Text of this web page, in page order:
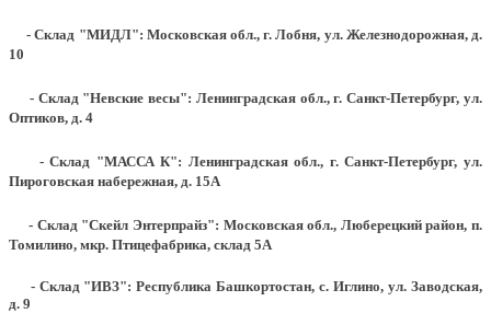
- Склад "МИДЛ": Московская обл., г. Лобня, ул. Железнодорожная, д.
10
- Склад "Невские весы": Ленинградская обл., г. Санкт-Петербург, ул.
Оптиков, д. 4
- Склад "МАССА К": Ленинградская обл., г. Санкт-Петербург, ул.
Пироговская набережная, д. 15А
- Склад "Скейл Энтерпрайз": Московская обл., Люберецкий район, п.
Томилино, мкр. Птицефабрика, склад 5А
- Склад "ИВЗ": Республика Башкортостан, с. Иглино, ул. Заводская,
д. 9